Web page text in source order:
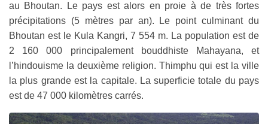
au Bhoutan. Le pays est alors en proie à de très fortes
précipitations (5 mètres par an). Le point culminant du
Bhoutan est le Kula Kangri, 7 554 m. La population est de
2 160 000 principalement bouddhiste Mahayana, et
l’hindouisme la deuxième religion. Thimphu qui est la ville
la plus grande est la capitale. La superficie totale du pays
est de 47 000 kilomètres carrés.